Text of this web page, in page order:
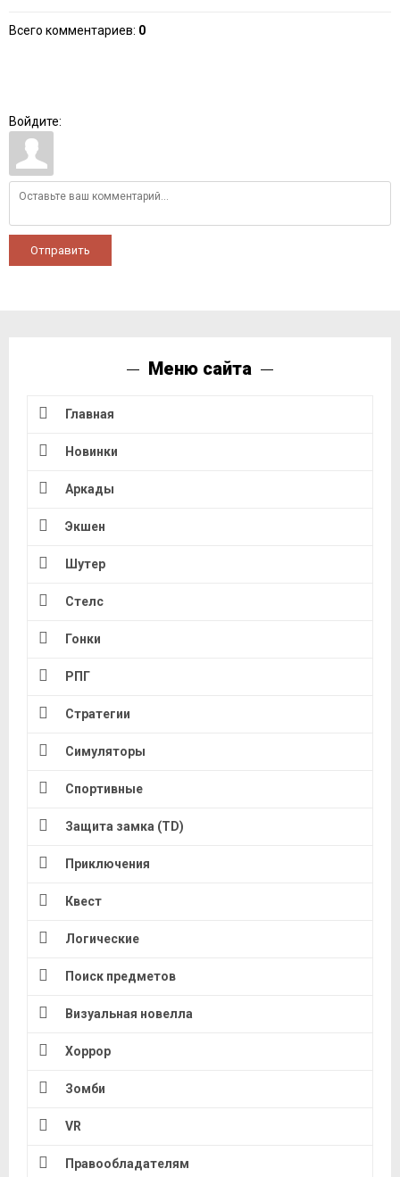
Всего комментариев: 0
Войдите:
Отправить
Меню сайта
Главная
Новинки
Аркады
Экшен
Шутер
Стелс
Гонки
РПГ
Стратегии
Симуляторы
Спортивные
Защита замка (TD)
Приключения
Квест
Логические
Поиск предметов
Визуальная новелла
Хоррор
Зомби
VR
Правообладателям